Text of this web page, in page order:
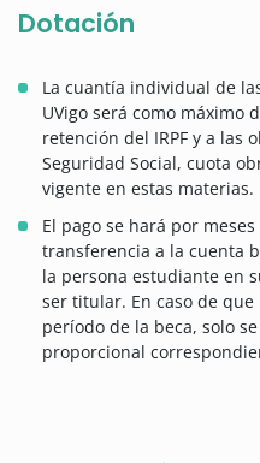
Dotación
La cuantía individual de
UVigo será como máximo
retención del IRPF y a las
Seguridad Social, cuota
vigente en estas materias.
El pago se hará por
transferencia a la cuenta
la persona estudiante en
ser titular. En caso de
período de la beca, solo
proporcional